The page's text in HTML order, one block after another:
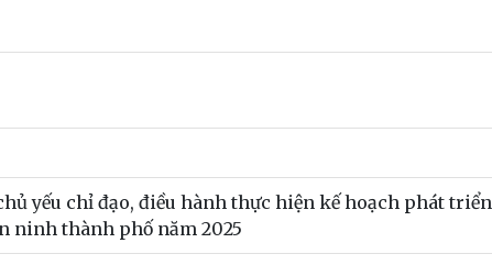
yếu chỉ đạo, điều hành thực hiện kế hoạch phát triển
ninh thành phố năm 2025